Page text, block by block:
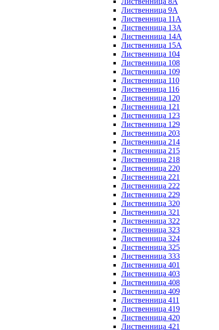
Лиственница 9А
Лиственница 11А
Лиственница 13А
Лиственница 14А
Лиственница 15А
Лиственница 104
Лиственница 108
Лиственница 109
Лиственница 110
Лиственница 116
Лиственница 120
Лиственница 121
Лиственница 123
Лиственница 129
Лиственница 203
Лиственница 214
Лиственница 215
Лиственница 218
Лиственница 220
Лиственница 221
Лиственница 222
Лиственница 229
Лиственница 320
Лиственница 321
Лиственница 322
Лиственница 323
Лиственница 324
Лиственница 325
Лиственница 333
Лиственница 401
Лиственница 403
Лиственница 408
Лиственница 409
Лиственница 411
Лиственница 419
Лиственница 420
Лиственница 421